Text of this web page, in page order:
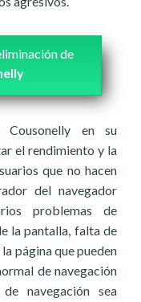
de
Cousonelly en su
el rendimiento y la
que no hacen
del navegador
problemas de
la pantalla, falta de
página que pueden
de navegación
navegación sea